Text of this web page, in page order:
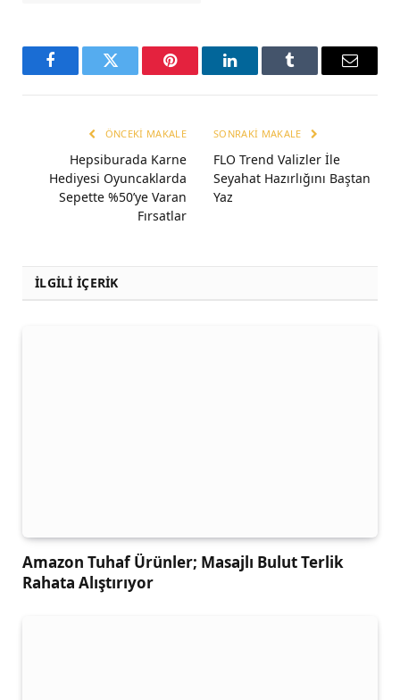
FacebookTwitter Pinterest LinkedInTumblr Email
ÖNCEKI MAKALE
Hepsiburada Karne
Hediyesi Oyuncaklarda
Sepette %50’ye Varan
Fırsatlar
SONRAKI MAKALE
FLO Trend Valizler İle
Seyahat Hazırlığını Baştan
Yaz
İLGİLİ İÇERİK
Amazon Tuhaf Ürünler; Masajlı Bulut Terlik
Rahata Alıştırıyor